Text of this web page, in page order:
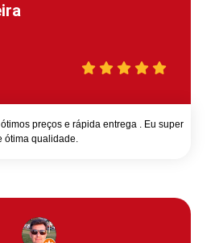
preços e rápida entrega . Eu super
ótima qualidade.